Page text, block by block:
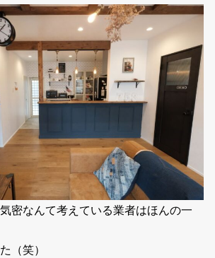
密なんて考えている業者はほんの一
（笑）